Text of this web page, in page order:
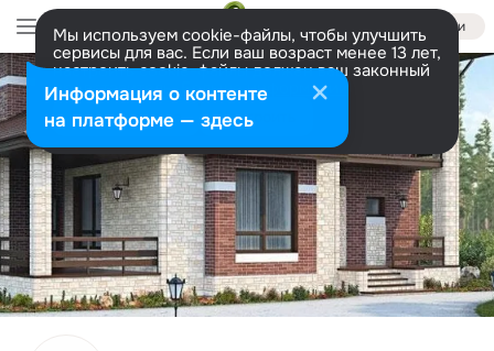
Войти
Мы используем cookie-файлы, чтобы улучшить
сервисы для вас. Если ваш возраст менее 13 лет,
настроить cookie-файлы должен ваш законный
представитель. Больше информации
Разрешить все Настроить
Информация о контенте
на платформе — здесь